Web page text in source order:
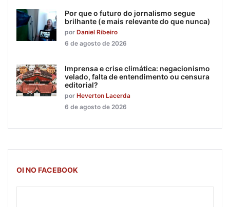
Por que o futuro do jornalismo segue
brilhante (e mais relevante do que nunca)
por Daniel Ribeiro
6 de agosto de 2026
Imprensa e crise climática: negacionismo
velado, falta de entendimento ou censura
editorial?
por Heverton Lacerda
6 de agosto de 2026
OI NO FACEBOOK